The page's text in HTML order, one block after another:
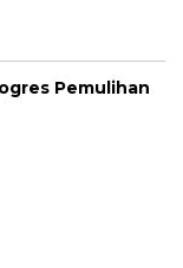
Pemulihan